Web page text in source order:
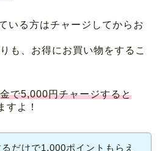
いる方はチャージしてからお
も、お得にお買い物をするこ
で5,000円チャージすると
すよ！
だけで1,000ポイントもらえ